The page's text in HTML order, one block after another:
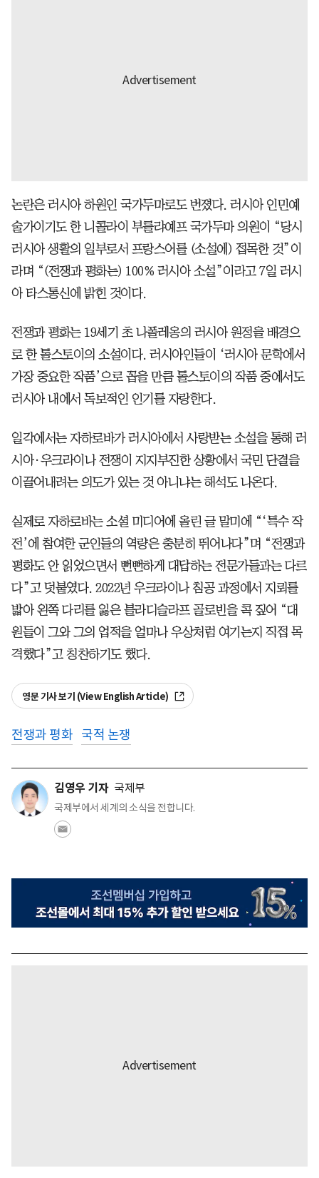
논란은 러시아 하원인 국가두마로도 번졌다. 러시아 인민예
술가이기도 한 니콜라이 부를랴예프 국가두마 의원이 “당시
러시아 생활의 일부로서 프랑스어를 (소설에) 접목한 것”이
라며 “(전쟁과 평화는) 100% 러시아 소설”이라고 7일 러시
아 타스통신에 밝힌 것이다.
전쟁과 평화는 19세기 초 나폴레옹의 러시아 원정을 배경으
로 한 톨스토이의 소설이다. 러시아인들이 ‘러시아 문학에서
가장 중요한 작품’으로 꼽을 만큼 톨스토이의 작품 중에서도
러시아 내에서 독보적인 인기를 자랑한다.
일각에서는 자하로바가 러시아에서 사랑받는 소설을 통해 러
시아·우크라이나 전쟁이 지지부진한 상황에서 국민 단결을
이끌어내려는 의도가 있는 것 아니냐는 해석도 나온다.
실제로 자하로바는 소셜 미디어에 올린 글 말미에 “‘특수 작
전’에 참여한 군인들의 역량은 충분히 뛰어나다”며 “전쟁과
평화도 안 읽었으면서 뻔뻔하게 대답하는 전문가들과는 다르
다”고 덧붙였다. 2022년 우크라이나 침공 과정에서 지뢰를
밟아 왼쪽 다리를 잃은 블라디슬라프 골로빈을 콕 짚어 “대
원들이 그와 그의 업적을 얼마나 우상처럼 여기는지 직접 목
격했다”고 칭찬하기도 했다.
영문 기사 보기 (View English Article)
전쟁과 평화 국적 논쟁
김영우 기자 국제부
국제부에서 세계의 소식을 전합니다.